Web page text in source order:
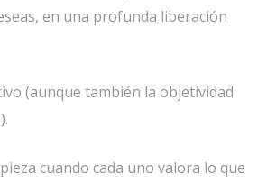
en una profunda liberación
(aunque también la objetividad
cuando cada uno valora lo que